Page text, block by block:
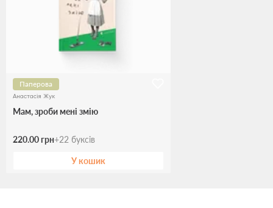
Паперова
Анастасія Жук
Мам, зроби мені змію
220.00 грн+22 буксів
У кошик